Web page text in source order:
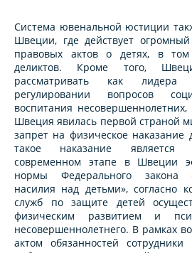
Система ювенальной юстиции
Швеции, где действует
правовых актов о детях, в
деликтов. Кроме того,
рассматривать как лидера
регулировании вопросов
воспитания несовершеннолетних,
Швеция явилась первой страной
запрет на физическое наказание
такое наказание является
современном этапе в Швеции
нормы Федерального закона
насилия над детьми», согласно
служб по защите детей
физическим развитием и
несовершеннолетнего. В рамках
актом обязанностей